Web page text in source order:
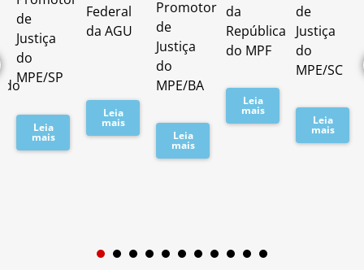
de
Justiça
do
MPE/SP
Leia
mais
Federal
da AGU
Leia
mais
Promotor
de
Justiça
do
MPE/BA
Leia
mais
da
República
do MPF
Leia
mais
de
Justiça
do
MPE/SC
Leia
mais
1 2 3